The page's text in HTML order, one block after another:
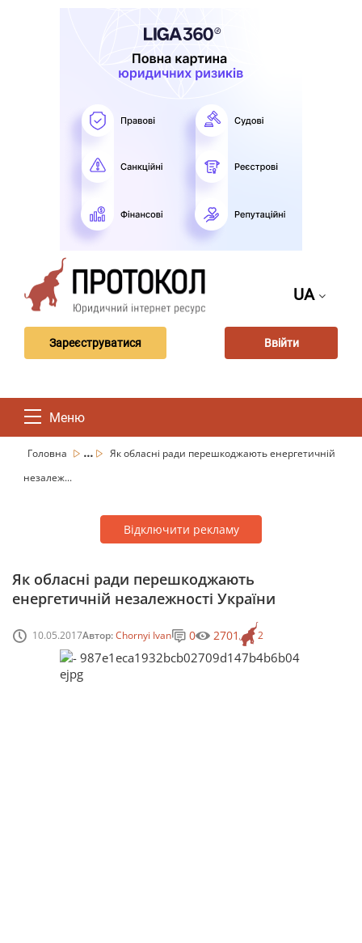
UA
Зареєструватися Ввійти
Меню
Головна ...
Як обласні ради перешкоджають енергетичній
незалеж...
Відключити рекламу
Як обласні ради перешкоджають
енергетичній незалежності України
10.05.2017Автор:Chornyi Ivan 2
0 2701